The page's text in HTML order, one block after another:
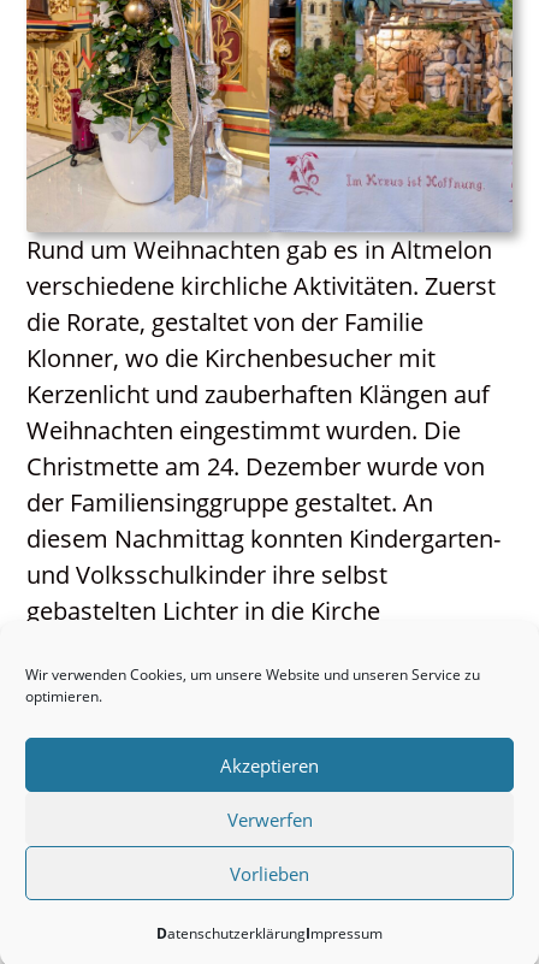
Wir verwenden Cookies, um unsere Website und unseren Service zu
optimieren.
Akzeptieren
Verwerfen
Vorlieben
Datenschutzerklärung Impressum
Rund um Weihnachten gab es in Altmelon
verschiedene kirchliche Aktivitäten. Zuerst
die Rorate, gestaltet von der Familie
Klonner, wo die Kirchenbesucher mit
Kerzenlicht und zauberhaften Klängen auf
Weihnachten eingestimmt wurden. Die
Christmette am 24. Dezember wurde von
der Familiensinggruppe gestaltet. An
diesem Nachmittag konnten Kindergarten-
und Volksschulkinder ihre selbst
gebastelten Lichter in die Kirche
bringen. Am 25. Dezember wurde die Hl.
Kirche war wunderbar geschmückt mit
Christbaum und Blumen. Vielen Dank allen
veröffentlicht: